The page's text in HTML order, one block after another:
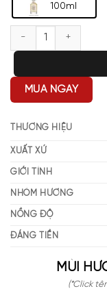
100ml
Abercrombie & Fitch
MUA NGAY
THƯƠNG HIỆU
XUẤT XỨ
GIỚI TÍNH
NHÓM HƯƠNG
NỒNG ĐỘ
ĐÁNG TIỀN
MÙI
(*Click